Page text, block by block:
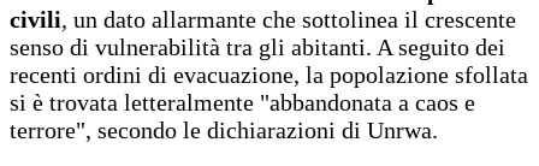
civili, un dato allarmante che sottolinea il crescente
senso di vulnerabilità tra gli abitanti. A seguito dei
recenti ordini di evacuazione, la popolazione sfollata
si è trovata letteralmente "abbandonata a caos e
terrore", secondo le dichiarazioni di Unrwa.